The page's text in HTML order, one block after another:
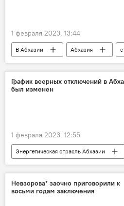
1 февраля 2023, 13:44
В Абхазии Абхазия
Новости
График веерных отключений в
был изменен
1 февраля 2023, 12:55
Энергетическая отрасль Абхазии
Новости
Черноморэнерго
Невзорова* заочно приговорили к
восьми годам заключения